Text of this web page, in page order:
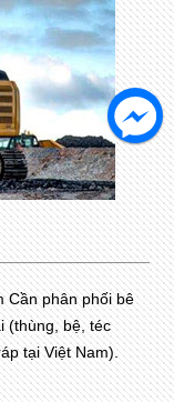
Cần phân phối bê
(thùng, bệ, téc
tại Việt Nam).